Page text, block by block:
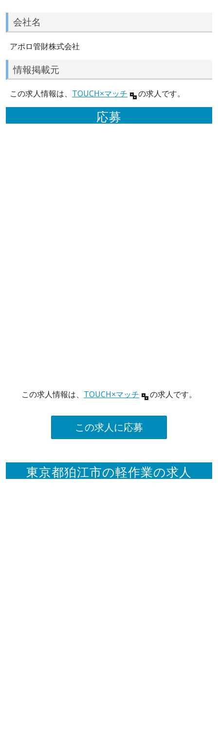
会社名
アポロ管財株式会社
情報掲載元
この求人情報は、 TOUCH×マッチ の求人です。
応募
この求人情報は、 TOUCH×マッチ の求人です。
この求人に応募
東京都狛江市の軽作業の求人